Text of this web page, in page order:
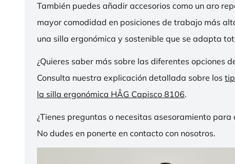
También puedes añadir accesorios como un aro
mayor comodidad en posiciones de trabajo más
una silla ergonómica y sostenible que se adapta
¿Quieres saber más sobre las diferentes opciones
Consulta nuestra explicación detallada sobre los
la silla ergonómica HÅG Capisco 8106.
¿Tienes preguntas o necesitas asesoramiento para
No dudes en ponerte en contacto con nosotros.